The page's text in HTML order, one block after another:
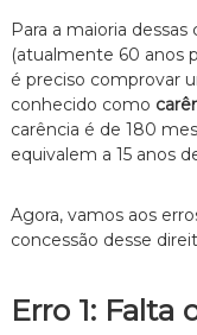
Para a maioria
(atualmente 60 anos
é preciso comprovar
conhecido como
carência é de 180
equivalem a 15 anos
Agora, vamos aos
concessão desse
Erro 1: